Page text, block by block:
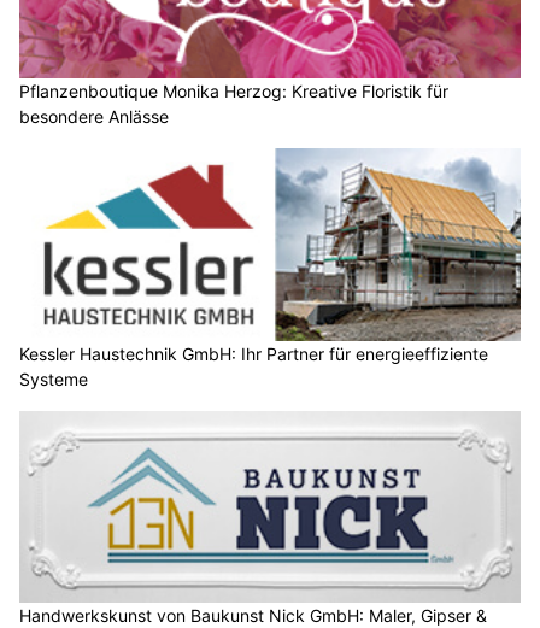
Pflanzenboutique Monika Herzog: Kreative Floristik für
besondere Anlässe
Kessler Haustechnik GmbH: Ihr Partner für energieeffiziente
Systeme
Handwerkskunst von Baukunst Nick GmbH: Maler, Gipser &